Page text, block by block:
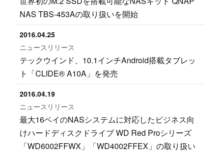
NAS TBS-453Aの取り扱いを開始
2016.04.25
ニュースリリース
テックウインド、10.1インチAndroid搭載タブレッ
ト「CLIDE® A10A」を発売
2016.04.19
ニュースリリース
最大16ベイのNASシステムに対応したビジネス向
けハードディスクドライブ WD Red Proシリーズ
「WD6002FFWX」「WD4002FFEX」の取り扱い